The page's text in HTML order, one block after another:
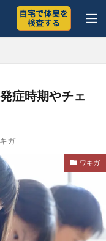
症時期やチェ
ガ
ワキガ